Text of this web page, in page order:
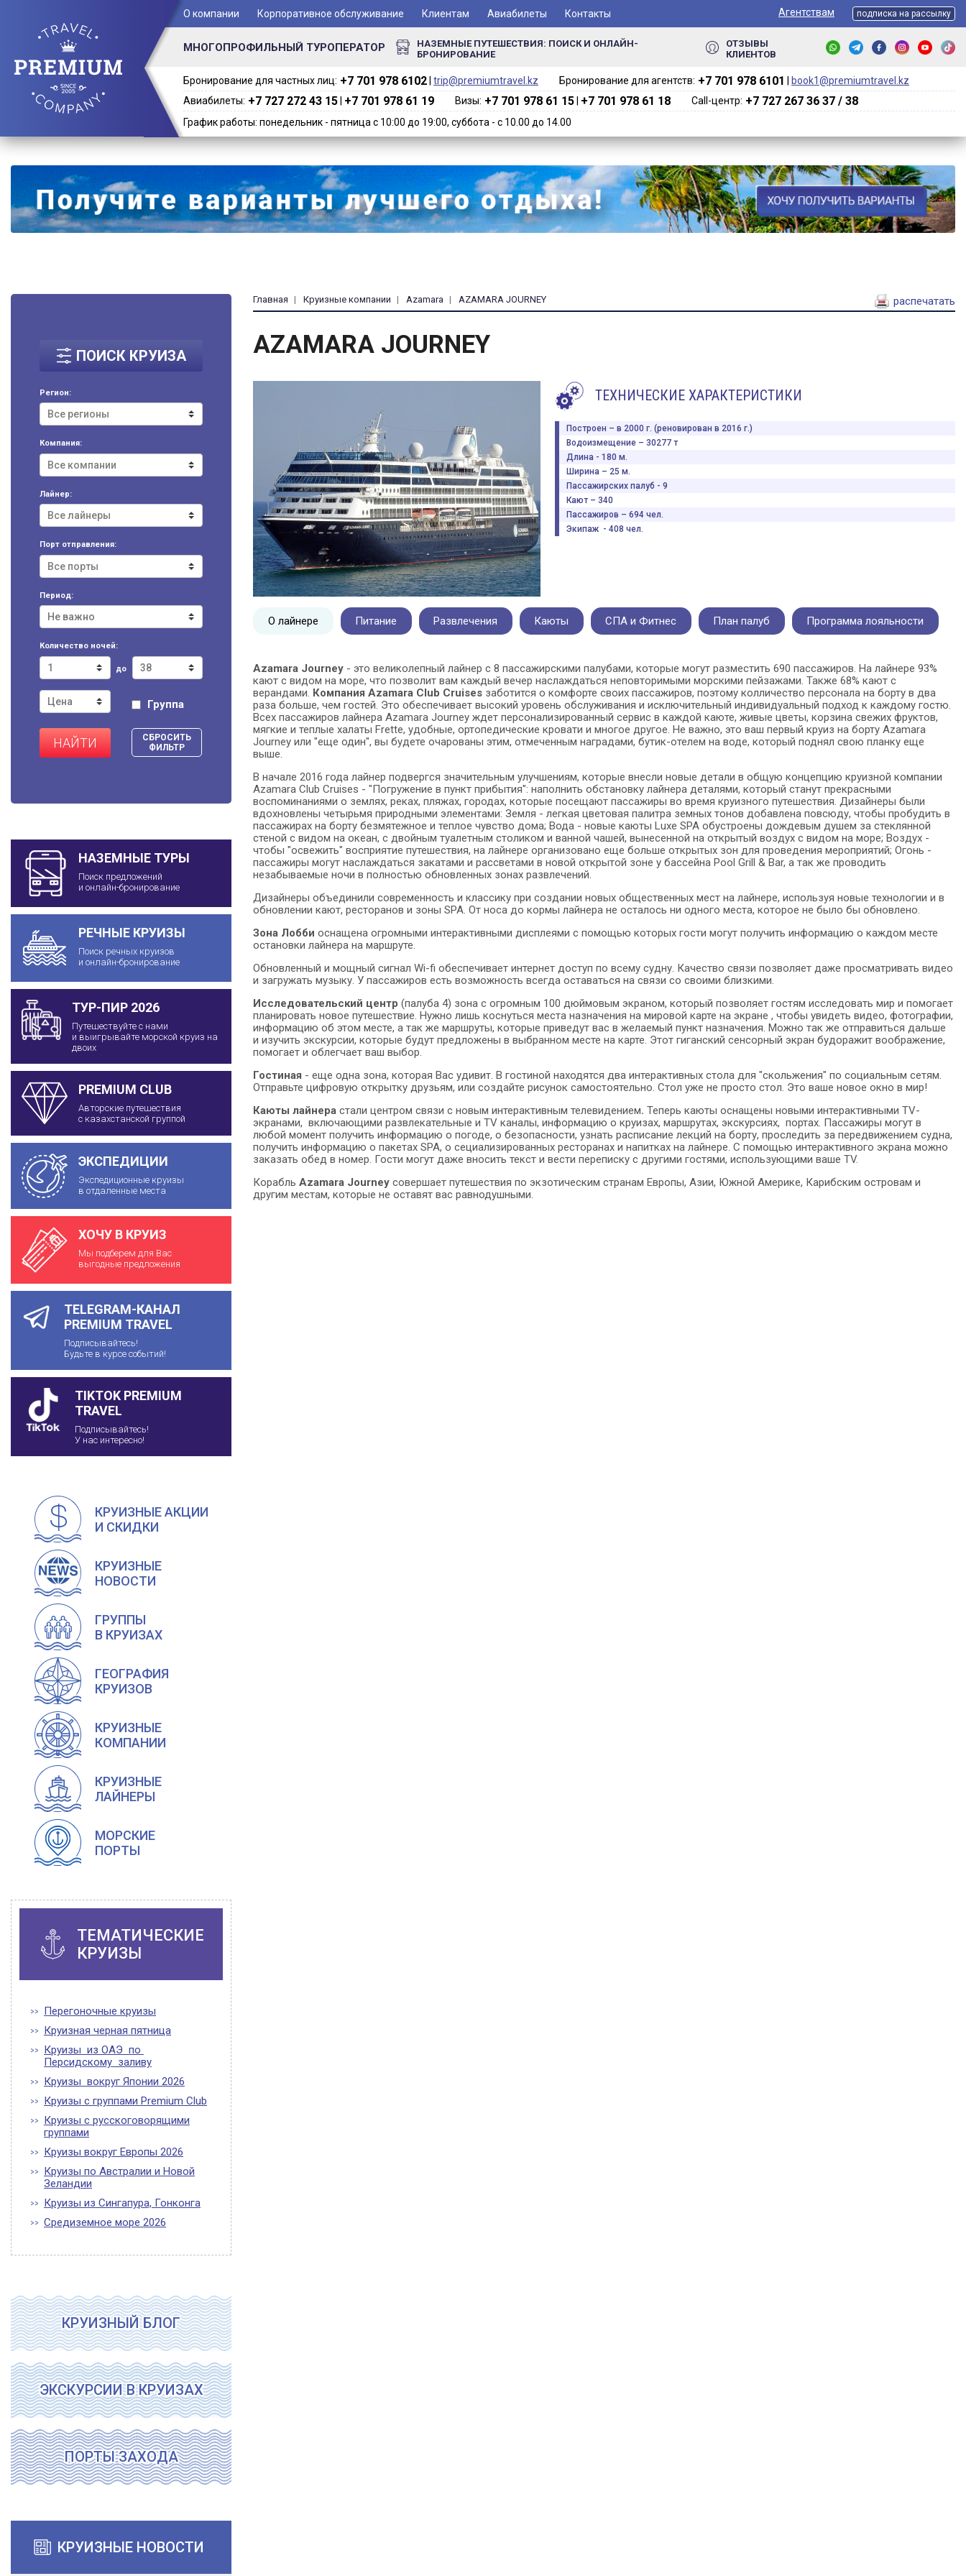
О компании Корпоративное обслуживание Клиентам Авиабилеты Контакты Агентствам подписка на рассылку
МНОГОПРОФИЛЬНЫЙ ТУРОПЕРАТОР
НАЗЕМНЫЕ ПУТЕШЕСТВИЯ: ПОИСК И ОНЛАЙН-
БРОНИРОВАНИЕ
ОТЗЫВЫ
КЛИЕНТОВ
Бронирование для частных лиц: +7 701 978 6102‬ trip@premiumtravel.kz Бронирование для агентств: +7 701 978 6101‬
book1@premiumtravel.kz
Авиабилеты: +7 727 272 43 15 +7 701 978 61 19 Визы: +7 701 978 61 15 +7 701 978 61 18 Call-центр: +7 727 267 36 37 / 38
График работы: понедельник - пятница с 10:00 до 19:00, суббота - с 10.00 до 14.00
ПОИСК КРУИЗА
Регион:
Компания:
Лайнер:
Порт отправления:
Период:
Количество ночей:
до
Группа
НАЙТИ
СБРОСИТЬ
ФИЛЬТР
НАЗЕМНЫЕ ТУРЫ
Поиск предложений
и онлайн-бронирование
РЕЧНЫЕ КРУИЗЫ
Поиск речных круизов
и онлайн-бронирование
ТУР-ПИР 2026
Путешествуйте с нами
и выигрывайте морской круиз на
двоих
PREMIUM CLUB
Авторские путешествия
с казахстанской группой
ЭКСПЕДИЦИИ
Экспедиционные круизы
в отдаленные места
ХОЧУ В КРУИЗ
Мы подберем для Вас
выгодные предложения
TELEGRAM-КАНАЛ
PREMIUM TRAVEL
Подписывайтесь!
Будьте в курсе событий!
TIKTOK PREMIUM
TRAVEL
Подписывайтесь!
У нас интересно!
КРУИЗНЫЕ АКЦИИ
И СКИДКИ
КРУИЗНЫЕ
НОВОСТИ
ГРУППЫ
В КРУИЗАХ
ГЕОГРАФИЯ
КРУИЗОВ
КРУИЗНЫЕ
КОМПАНИИ
КРУИЗНЫЕ
ЛАЙНЕРЫ
МОРСКИЕ
ПОРТЫ
ТЕМАТИЧЕСКИЕ
КРУИЗЫ
Перегоночные круизы
Круизная черная пятница
Круизы из ОАЭ по
Персидскому заливу
Круизы вокруг Японии 2026
Круизы с группами Premium Club
Круизы с русскоговорящими
группами
Круизы вокруг Европы 2026
Круизы по Австралии и Новой
Зеландии
Круизы из Сингапура, Гонконга
Средиземное море 2026
КРУИЗНЫЙ БЛОГ
ЭКСКУРСИИ В КРУИЗАХ
ПОРТЫ ЗАХОДА
КРУИЗНЫЕ НОВОСТИ
Главная Круизные компании Azamara AZAMARA JOURNEY распечатать
AZAMARA JOURNEY
ТЕХНИЧЕСКИЕ ХАРАКТЕРИСТИКИ
Построен – в 2000 г. (реновирован в 2016 г.)
Водоизмещение – 30277 т
Длина - 180 м.
Ширина – 25 м.
Пассажирских палуб - 9
Кают – 340
Пассажиров – 694 чел.
Экипаж - 408 чел.
О лайнере Питание Развлечения Каюты СПА и Фитнес План палуб Программа лояльности
Azamara Journey - это великолепный лайнер с 8 пассажирскими палубами, которые могут разместить 690 пассажиров. На лайнере 93%
кают с видом на море, что позволит вам каждый вечер наслаждаться неповторимыми морскими пейзажами. Также 68% кают с
верандами. Компания Azamara Club Cruises заботится о комфорте своих пассажиров, поэтому колличество персонала на борту в два
раза больше, чем гостей. Это обеспечивает высокий уровень обслуживания и исключительный индивидуальный подход к каждому гостю.
Всех пассажиров лайнера Azamara Journey ждет персонализированный сервис в каждой каюте, живые цветы, корзина свежих фруктов,
мягкие и теплые халаты Frette, удобные, ортопедические кровати и многое другое. Не важно, это ваш первый круиз на борту Azamara
Journey или "еще один", вы будете очарованы этим, отмеченным наградами, бутик-отелем на воде, который поднял свою планку еще
выше.
В начале 2016 года лайнер подвергся значительным улучшениям, которые внесли новые детали в общую концепцию круизной компании
Azamara Club Cruises - "Погружение в пункт прибытия": наполнить обстановку лайнера деталями, который станут прекрасными
воспоминаниями о землях, реках, пляжах, городах, которые посещают пассажиры во время круизного путешествия. Дизайнеры были
вдохновлены четырьмя природными элементами: Земля - легкая цветовая палитра земных тонов добавлена повсюду, чтобы пробудить в
пассажирах на борту безмятежное и теплое чувство дома; Вода - новые каюты Luxe SPA обустроены дождевым душем за стеклянной
стеной с видом на океан, с двойным туалетным столиком и ванной чашей, вынесенной на открытый воздух с видом на море; Воздух -
чтобы "освежить" восприятие путешествия, на лайнере организовано еще больше открытых зон для проведения мероприятий; Огонь -
пассажиры могут наслаждаться закатами и рассветами в новой открытой зоне у бассейна Pool Grill & Bar, а так же проводить
незабываемые ночи в полностью обновленных зонах развлечений.
Дизайнеры объединили современность и классику при создании новых общественных мест на лайнере, используя новые технологии и в
обновлении кают, ресторанов и зоны SPA. От носа до кормы лайнера не осталось ни одного места, которое не было бы обновлено.
Зона Лобби оснащена огромными интерактивными дисплеями с помощью которых гости могут получить информацию о каждом месте
остановки лайнера на маршруте.
Обновленный и мощный сигнал Wi-fi обеспечивает интернет доступ по всему судну. Качество связи позволяет даже просматривать видео
и загружать музыку. У пассажиров есть возможность всегда оставаться на связи со своими близкими.
Исследовательский центр (палуба 4) зона с огромным 100 дюймовым экраном, который позволяет гостям исследовать мир и помогает
планировать новое путешествие. Нужно лишь коснуться места назначения на мировой карте на экране , чтобы увидеть видео, фотографии,
информацию об этом месте, а так же маршруты, которые приведут вас в желаемый пункт назначения. Можно так же отправиться дальше
и изучить экскурсии, которые будут предложены в выбранном месте на карте. Этот гиганский сенсорный экран будоражит воображение,
помогает и облегчает ваш выбор.
Гостиная - еще одна зона, которая Вас удивит. В гостиной находятся два интерактивных стола для "скольжения" по социальным сетям.
Отправьте цифровую открытку друзьям, или создайте рисунок самостоятельно. Стол уже не просто стол. Это ваше новое окно в мир!
Каюты лайнера стали центром связи с новым интерактивным телевидением. Теперь каюты оснащены новыми интерактивными TV-
экранами, включающими развлекательные и TV каналы, информацию о круизах, маршрутах, экскурсиях, портах. Пассажиры могут в
любой момент получить информацию о погоде, о безопасности, узнать расписание лекций на борту, проследить за передвижением судна,
получить информацию о пакетах SPA, о сециализированных ресторанах и напитках на лайнере. С помощью интерактивного экрана можно
заказать обед в номер. Гости могут даже вносить текст и вести переписку с другими гостями, использующими ваше TV.
Корабль Azamara Journey совершает путешествия по экзотическим странам Европы, Азии, Южной Америке, Карибским островам и
другим местам, которые не оставят вас равнодушными.